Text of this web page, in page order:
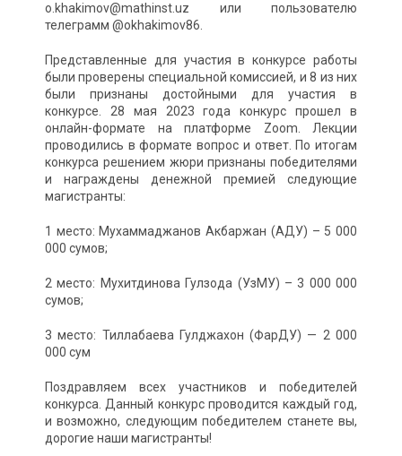
o.khakimov@mathinst.uz или пользователю
телеграмм @okhakimov86.
Представленные для участия в конкурсе работы
были проверены специальной комиссией, и 8 из них
были признаны достойными для участия в
конкурсе. 28 мая 2023 года конкурс прошел в
онлайн-формате на платформе Zoom. Лекции
проводились в формате вопрос и ответ. По итогам
конкурса решением жюри признаны победителями
и награждены денежной премией следующие
магистранты:
1 место: Мухаммаджанов Акбаржан (АДУ) – 5 000
000 сумов;
2 место: Мухитдинова Гулзода (УзМУ) – 3 000 000
сумов;
3 место: Тиллабаева Гулджахон (ФарДУ) — 2 000
000 сум
Поздравляем всех участников и победителей
конкурса. Данный конкурс проводится каждый год,
и возможно, следующим победителем станете вы,
дорогие наши магистранты!